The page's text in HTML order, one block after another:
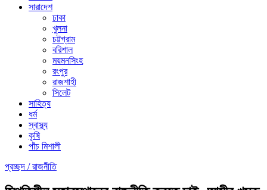
সারাদেশ
ঢাকা
খুলনা
চট্টগ্রাম
বরিশাল
ময়মনসিংহ
রংপুর
রাজশাহী
সিলেট
সাহিত্য
ধর্ম
স্বাস্থ্য
কৃষি
পাঁচ মিশালী
প্রচ্ছদ /রাজনীতি